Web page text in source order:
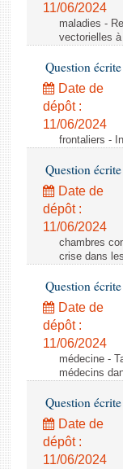
11/06/2024
maladies -
vectorielles
Question
Date de
dépôt :
11/06/2024
frontaliers -
Question
Date de
dépôt :
11/06/2024
chambres
crise dans
Question
Date de
dépôt :
11/06/2024
médecine -
médecins
Question
Date de
dépôt :
11/06/2024